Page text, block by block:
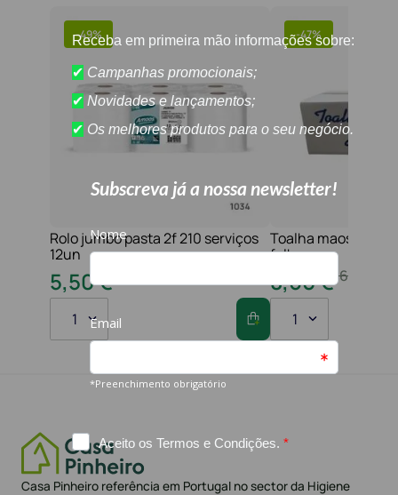
-49%
Rolo jumbo pasta 2f 210 serviços
12un
5,50€
1
-47%
Toalha maos 2f
folhas
16
8,60€
1
Casa Pinheiro referência em Portugal no sector da Higiene